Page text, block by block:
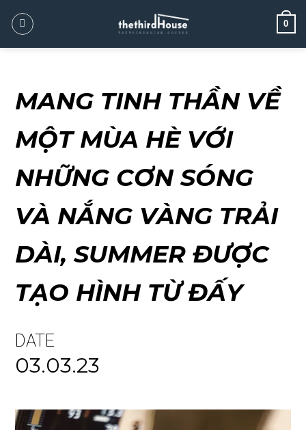
0
MANG TINH THẦN VỀ
MỘT MÙA HÈ VỚI
NHỮNG CƠN SÓNG
VÀ NẮNG VÀNG TRẢI
DÀI, SUMMER ĐƯỢC
TẠO HÌNH TỪ ĐẤY
DATE
03.03.23